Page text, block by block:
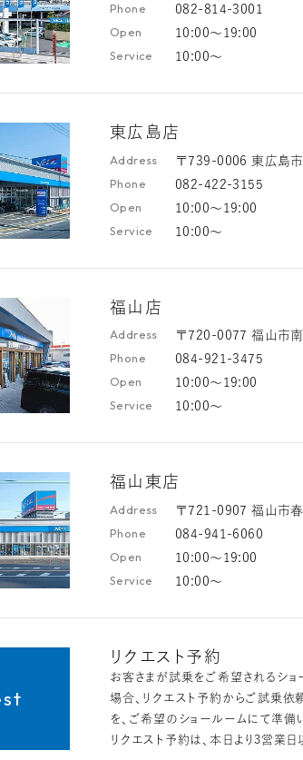
Phone 082-814-3001
Open 10:00～19:00
Service 10:00～
東広島店
Address 〒739-0006 東広島
Phone 082-422-3155
Open 10:00～19:00
Service 10:00～
福山店
Address 〒720-0077 福山市
Phone 084-921-3475
Open 10:00～19:00
Service 10:00～
福山東店
Address 〒721-0907 福山市
Phone 084-941-6060
Open 10:00～19:00
Service 10:00～
リクエスト予約
お客さまが試乗をご希望されるシ
場合、リクエスト予約からご試乗依
を、ご希望のショールームにて準備
リクエスト予約は、本日より3営業